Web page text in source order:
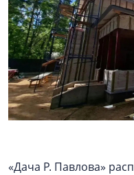
«Дача Р. Павлова»